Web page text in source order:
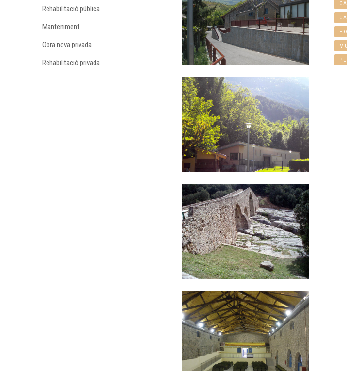
Rehabilitació pública
Manteniment
Obra nova privada
Rehabilitació privada